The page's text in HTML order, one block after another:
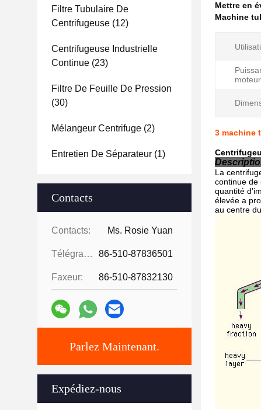
Filtre Tubulaire De
Centrifugeuse (12)
Centrifugeuse Industrielle
Continue (23)
Filtre De Feuille De Pression
(30)
Mélangeur Centrifuge (2)
Entretien De Séparateur (1)
Contacts
Contacts: Ms. Rosie Yuan
Télégramme: 86-510-87836501
Faxeur: 86-510-87832130
Parlez Maintenant.
Expédiez-nous
Mettre en
Machine
3 machine
La
continue de
quantité
élevée a
au centre